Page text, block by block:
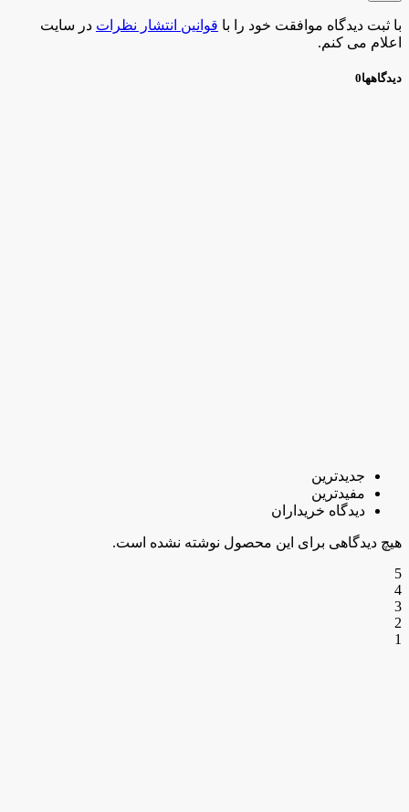
با ثبت دیدگاه موافقت خود را با قوانین انتشار نظرات در سایت
اعلام می کنم.
دیدگاهها0
جدیدترین
مفیدترین
دیدگاه خریداران
هیچ دیدگاهی برای این محصول نوشته نشده است.
5
4
3
2
1